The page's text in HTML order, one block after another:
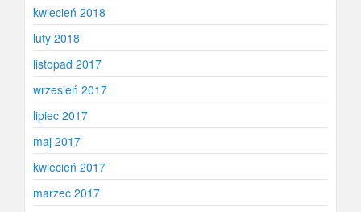
kwiecień 2018
luty 2018
listopad 2017
wrzesień 2017
lipiec 2017
maj 2017
kwiecień 2017
marzec 2017